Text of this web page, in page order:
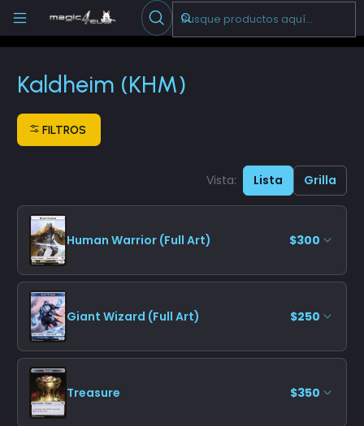
Escribenos
Cartas Sueltas Magic Fichas
Kaldheim (KHM)
FILTROS
Vista: Lista Grilla
Human Warrior (Full Art) $300
Giant Wizard (Full Art) $250
Treasure $350